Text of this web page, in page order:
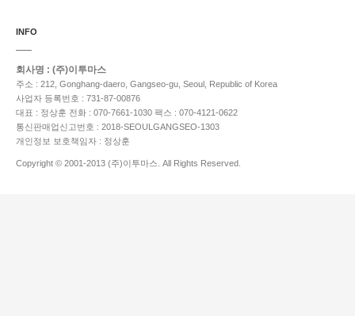
INFO
회사명 : (주)이투마스
주소 : 212, Gonghang-daero, Gangseo-gu, Seoul, Republic of Korea
사업자 등록번호 : 731-87-00876
대표 : 정상훈 전화 : 070-7661-1030 팩스 : 070-4121-0622
통신판매업신고번호 : 2018-SEOULGANGSEO-1303
개인정보 보호책임자 : 정상훈
Copyright © 2001-2013 (주)이투마스. All Rights Reserved.